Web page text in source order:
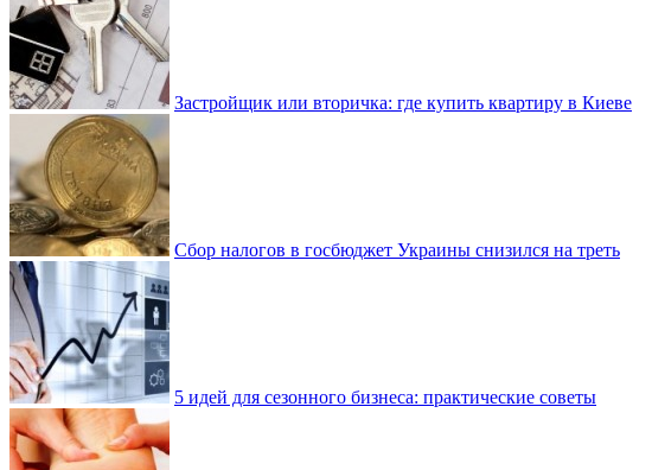
Застройщик или вторичка: где купить квартиру в Киеве
Сбор налогов в госбюджет Украины снизился на треть
5 идей для сезонного бизнеса: практические советы